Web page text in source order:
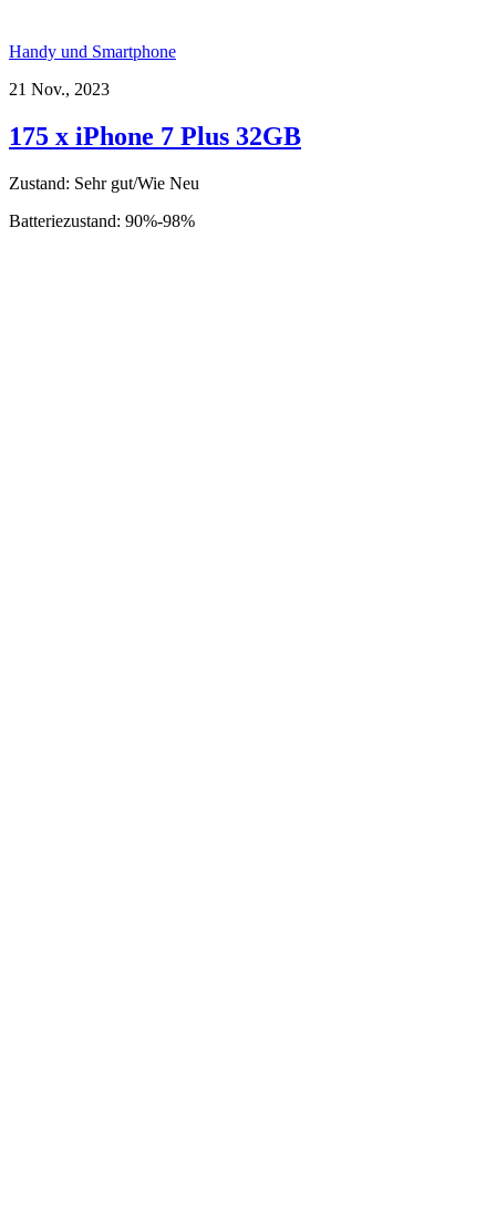
Handy und Smartphone
21 Nov., 2023
175 x iPhone 7 Plus 32GB
Zustand: Sehr gut/Wie Neu
Batteriezustand: 90%-98%